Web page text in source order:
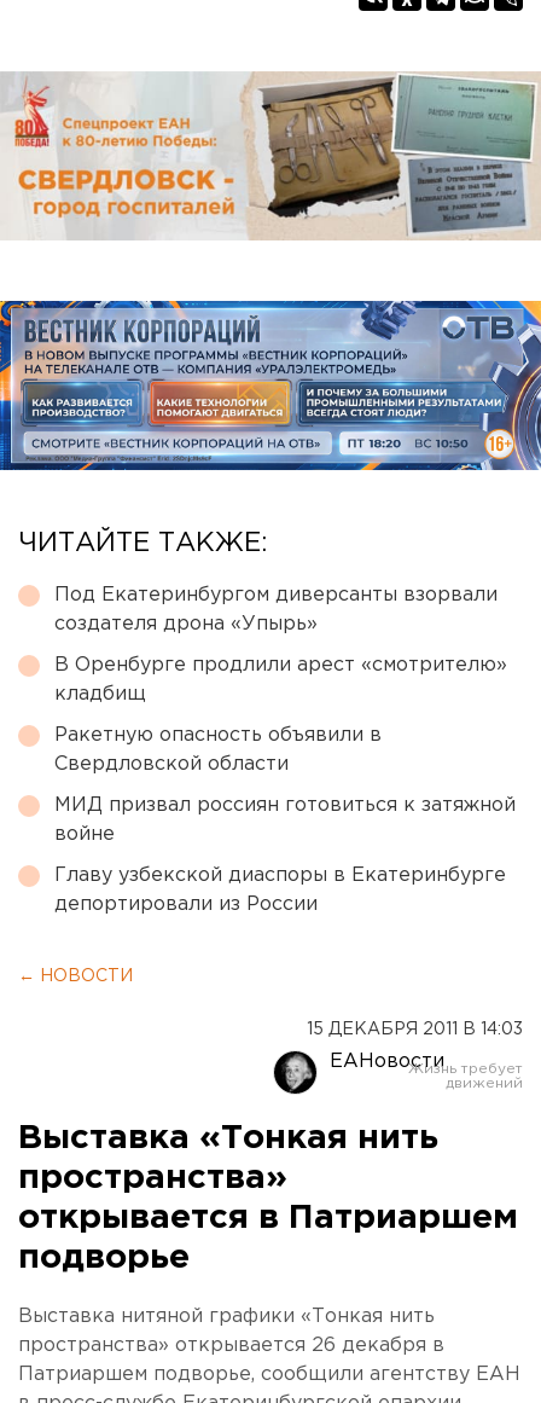
ЧИТАЙТЕ ТАКЖЕ:
Под Екатеринбургом диверсанты взорвали
создателя дрона «Упырь»
В Оренбурге продлили арест «смотрителю»
кладбищ
Ракетную опасность объявили в
Свердловской области
МИД призвал россиян готовиться к затяжной
войне
Главу узбекской диаспоры в Екатеринбурге
депортировали из России
← НОВОСТИ
15 ДЕКАБРЯ 2011 В 14:03
ЕАНовости
Выставка «Тонкая нить
пространства»
открывается в Патриаршем
подворье
Выставка нитяной графики «Тонкая нить
пространства» открывается 26 декабря в
Патриаршем подворье, сообщили агентству ЕАН